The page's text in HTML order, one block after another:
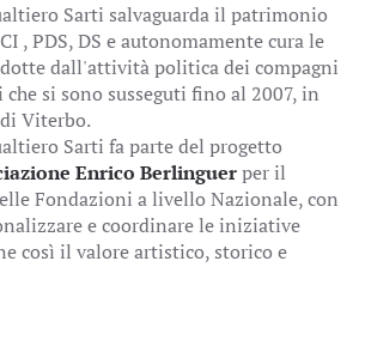
Sarti salvaguarda il patrimonio
, PDS, DS e autonomamente cura le
dall'attività politica dei compagni
che si sono susseguti fino al 2007, in
Viterbo.
Sarti fa parte del progetto
Enrico Berlinguerper il
Fondazioni a livello Nazionale, con
e coordinare le iniziative
così il valore artistico, storico e